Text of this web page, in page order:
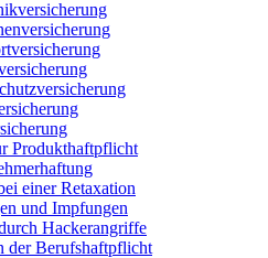
Produkthaftpflicht
einer Retaxation
und Impfungen
Hackerangriffe
der Berufshaftpflicht